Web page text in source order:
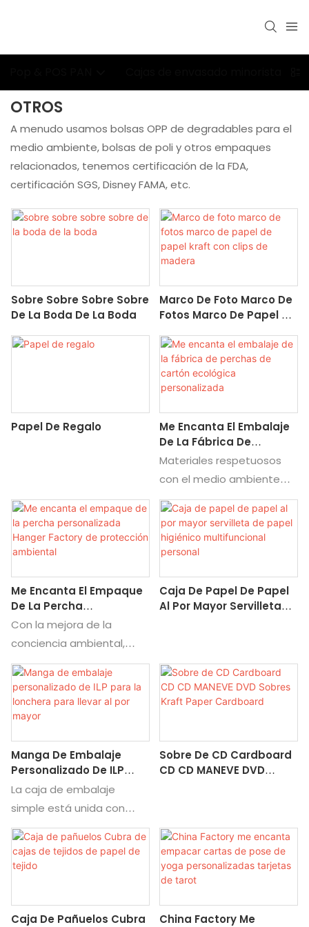
OTROS
A menudo usamos bolsas OPP de degradables para el
medio ambiente, bolsas de poli y otros empaques
relacionados, tenemos certificación de la FDA,
certificación SGS, Disney FAMA, etc.
Sobre Sobre Sobre Sobre
De La Boda De La Boda
Marco De Foto Marco De
Fotos Marco De Papel De
Madera
Papel De Regalo
Me Encanta El Embalaje
De La Fábrica De
Perchas De Cartón
Ecológica Personalizada
Materiales respetuosos
con el medio ambiente
para perchas de papel, las
materias primas se
procesan a través de la
detección, la eliminación
decoloración, la filtración,
la purificación, el secado y
cartón fuerte. No limitado
por el moho o la forma, se
convierte en perchas de
funciones y formas de
acuerdo con diferentes
necesidades. El grosor
duradero. El tamaño se
puede personalizar, y la
superficie se puede
diseñar e imprimir
libremente, los productos
Me Encanta El Empaque
De La Percha
Personalizada Hanger
Factory De Protección
Ambiental
Con la mejora de la
conciencia ambiental,
muchos países europeos
y estadounidenses han
tomado la iniciativa en el
lanzamiento del plan de
plástico con perchas de
papel: shenzhenmodel:
ILP-YJ301Material:
Paperboard/ Kraft Paper
Custom: Material, tamaño,
forma, logo, obras de arte,
preparación de impresión
bufanda de seda, cosas
de mascotas
Caja De Papel De Papel
Al Por Mayor Servilleta
Manga De Embalaje
Personalizado De ILP
Para La Lonchera Para
Llevar Al Por Mayor
La caja de embalaje
simple está unida con
varias mangas de colores,
a las que se les da varios
significados. El empaque
hacer que la gente
Sobre De CD Cardboard
CD CD MANEVE DVD
Caja De Pañuelos Cubra
China Factory Me